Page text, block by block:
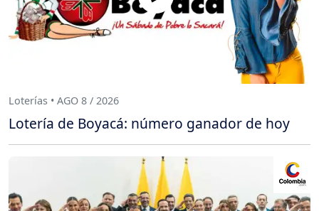
Loterías • AGO 8 / 2026
Lotería de Boyacá: número ganador de hoy